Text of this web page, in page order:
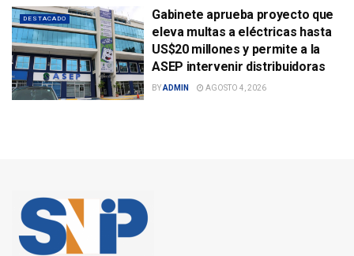
DESTACADO
Gabinete aprueba proyecto que
eleva multas a eléctricas hasta
US$20 millones y permite a la
ASEP intervenir distribuidoras
BYADMIN AGOSTO 4, 2026